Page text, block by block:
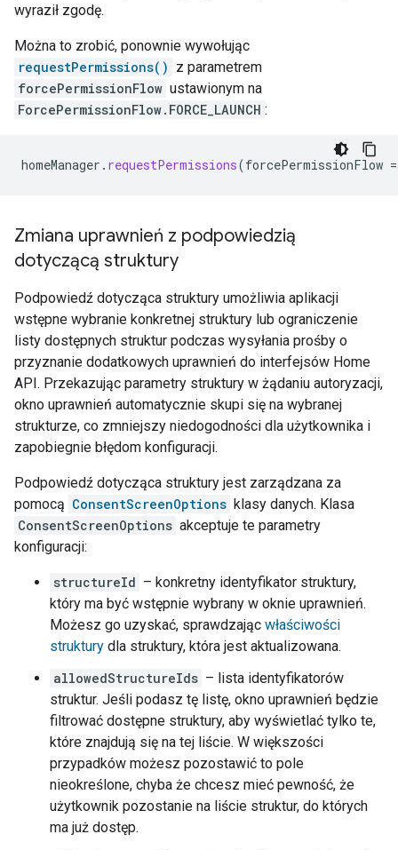
wyraził zgodę.
Można to zrobić, ponownie wywołując
requestPermissions() z parametrem
forcePermissionFlow ustawionym na
ForcePermissionFlow.FORCE_LAUNCH :
homeManager . requestPermissions(forcePermissionFlow =
Zmiana uprawnień z podpowiedzią
dotyczącą struktury
Podpowiedź dotycząca struktury umożliwia aplikacji
wstępne wybranie konkretnej struktury lub ograniczenie
listy dostępnych struktur podczas wysyłania prośby o
przyznanie dodatkowych uprawnień do interfejsów Home
API. Przekazując parametry struktury w żądaniu autoryzacji,
okno uprawnień automatycznie skupi się na wybranej
strukturze, co zmniejszy niedogodności dla użytkownika i
zapobiegnie błędom konfiguracji.
Podpowiedź dotycząca struktury jest zarządzana za
pomocą ConsentScreenOptions klasy danych. Klasa
ConsentScreenOptions akceptuje te parametry
konfiguracji:
structureId – konkretny identyfikator struktury,
który ma być wstępnie wybrany w oknie uprawnień.
Możesz go uzyskać, sprawdzając właściwości
struktury dla struktury, która jest aktualizowana.
allowedStructureIds – lista identyfikatorów
struktur. Jeśli podasz tę listę, okno uprawnień będzie
filtrować dostępne struktury, aby wyświetlać tylko te,
które znajdują się na tej liście. W większości
przypadków możesz pozostawić to pole
nieokreślone, chyba że chcesz mieć pewność, że
użytkownik pozostanie na liście struktur, do których
ma już dostęp.